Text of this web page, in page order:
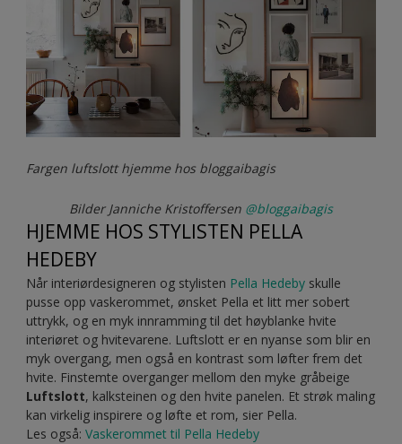
Fargen luftslott hjemme hos bloggaibagis
Bilder Janniche Kristoffersen @bloggaibagis
HJEMME HOS STYLISTEN PELLA
HEDEBY
Når interiørdesigneren og stylisten Pella Hedeby skulle
pusse opp vaskerommet, ønsket Pella et litt mer sobert
uttrykk, og en myk innramming til det høyblanke hvite
interiøret og hvitevarene. Luftslott er en nyanse som blir en
myk overgang, men også en kontrast som løfter frem det
hvite. Finstemte overganger mellom den myke gråbeige
Luftslott, kalksteinen og den hvite panelen. Et strøk maling
kan virkelig inspirere og løfte et rom, sier Pella.
Les også: Vaskerommet til Pella Hedeby